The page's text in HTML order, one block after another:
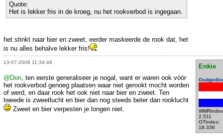
Quote:
Het is lekker fris in de kroeg, nu het rookverbod is ingegaan.
het stinkt naar bier en zweet, eerder maskeerde de rook dat, het
is nu alles behalve lekker fris!
13-07-2008 11:34:48
Enkie
2.511
OTindex:
18.336
@Don , ten eerste generaliseer je nogal, want er waren ook vóór
het rookverbod genoeg plaatsen waar niet gerookt mocht worden
of werd, en daar rook het ook niet naar bier en zweet. Ten
tweede is zweetlucht en bier dan nog steeds beter dan rooklucht
Zweet en bier verpesten je longen niet.